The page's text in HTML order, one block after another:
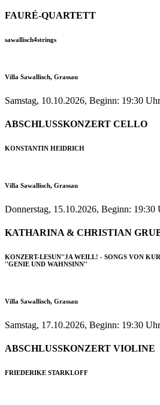
FAURÉ-QUARTETT
sawallisch4strings
Villa Sawallisch, Grassau
Samstag, 10.10.2026, Beginn: 19:30 Uhr
ABSCHLUSSKONZERT CELLO
KONSTANTIN HEIDRICH
Villa Sawallisch, Grassau
Donnerstag, 15.10.2026, Beginn: 19:30
KATHARINA & CHRISTIAN
KONZERT-LESUN''JA WEILL! - SONGS VON
''GENIE UND WAHNSINN''
Villa Sawallisch, Grassau
Samstag, 17.10.2026, Beginn: 19:30 Uhr
ABSCHLUSSKONZERT VIOLINE
FRIEDERIKE STARKLOFF